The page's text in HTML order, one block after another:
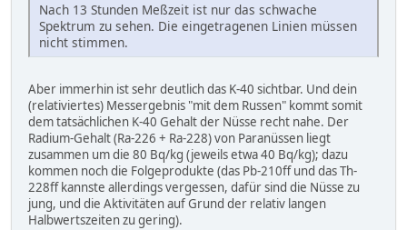
Nach 13 Stunden Meßzeit ist nur das schwache
Spektrum zu sehen. Die eingetragenen Linien müssen
nicht stimmen.
Aber immerhin ist sehr deutlich das K-40 sichtbar. Und dein
(relativiertes) Messergebnis "mit dem Russen" kommt somit
dem tatsächlichen K-40 Gehalt der Nüsse recht nahe. Der
Radium-Gehalt (Ra-226 + Ra-228) von Paranüssen liegt
zusammen um die 80 Bq/kg (jeweils etwa 40 Bq/kg); dazu
kommen noch die Folgeprodukte (das Pb-210ff und das Th-
228ff kannste allerdings vergessen, dafür sind die Nüsse zu
jung, und die Aktivitäten auf Grund der relativ langen
Halbwertszeiten zu gering).